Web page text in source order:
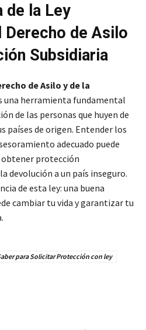
de la Ley
Derecho de Asilo
Subsidiaria
de Asilo y de la
una herramienta fundamental
de las personas que huyen de
países de origen. Entender los
adecuado puede
protección
devolución a un país inseguro.
de esta ley: una buena
cambiar tu vida y garantizar tu
para Solicitar Protección con ley